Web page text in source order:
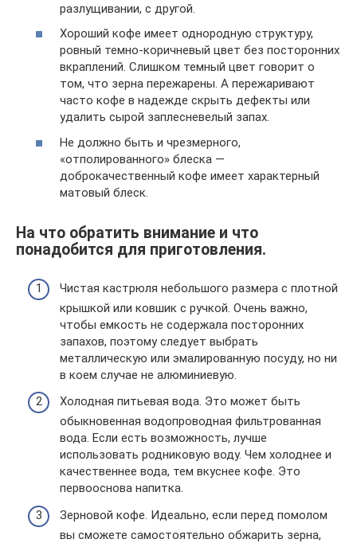
разлущивании, с другой.
Хороший кофе имеет однородную структуру,
ровный темно-коричневый цвет без посторонних
вкраплений. Слишком темный цвет говорит о
том, что зерна пережарены. А пережаривают
часто кофе в надежде скрыть дефекты или
удалить сырой заплесневелый запах.
Не должно быть и чрезмерного,
«отполированного» блеска —
доброкачественный кофе имеет характерный
матовый блеск.
На что обратить внимание и что
понадобится для приготовления.
Чистая кастрюля небольшого размера с плотной
крышкой или ковшик с ручкой. Очень важно,
чтобы емкость не содержала посторонних
запахов, поэтому следует выбрать
металлическую или эмалированную посуду, но ни
в коем случае не алюминиевую.
Холодная питьевая вода. Это может быть
обыкновенная водопроводная фильтрованная
вода. Если есть возможность, лучше
использовать родниковую воду. Чем холоднее и
качественнее вода, тем вкуснее кофе. Это
первооснова напитка.
Зерновой кофе. Идеально, если перед помолом
вы сможете самостоятельно обжарить зерна,